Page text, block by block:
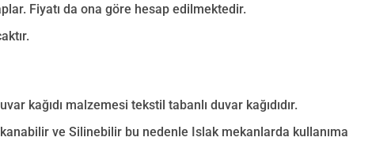
Fiyatı da ona göre hesap edilmektedir.
kağıdı malzemesi tekstil tabanlı duvar kağıdıdır.
ve Silinebilir bu nedenle Islak mekanlarda kullanıma